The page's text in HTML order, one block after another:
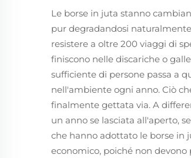
Le borse in juta stanno
pur degradandosi
resistere a oltre 200 viaggi di
finiscono nelle discariche o
sufficiente di persone passa a
nell'ambiente ogni anno. Ciò
finalmente gettata via. A
un anno se lasciata all'aperto,
che hanno adottato le borse in
economico, poiché non